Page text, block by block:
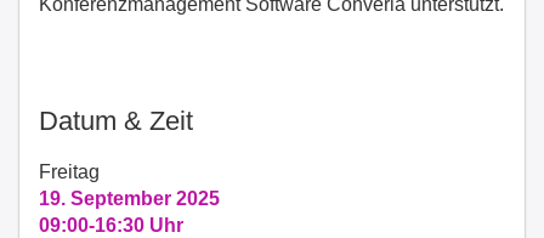
Konferenzmanagement Software Converia unterstützt.
Datum & Zeit
Freitag
19. September 2025
09:00-16:30 Uhr